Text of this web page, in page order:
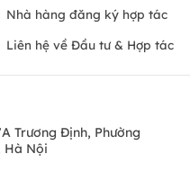
Nhà hàng đăng ký hợp tác
Liên hệ về Đầu tư & Hợp tác
Trương Định, Phường
Hà Nội